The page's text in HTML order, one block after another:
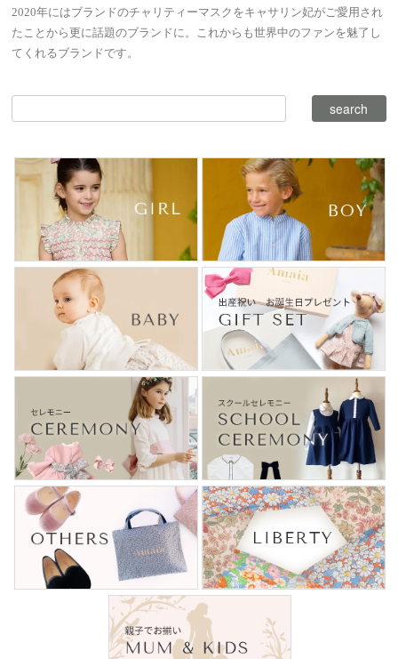
2020年にはブランドのチャリティーマスクをキャサリン妃がご愛用され
たことから更に話題のブランドに。これからも世界中のファンを魅了し
てくれるブランドです。